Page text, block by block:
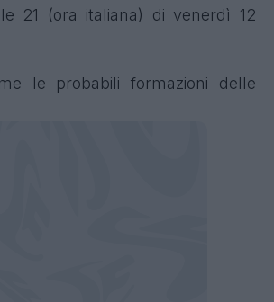
21 (ora italiana) di venerdì 12
le probabili formazioni delle